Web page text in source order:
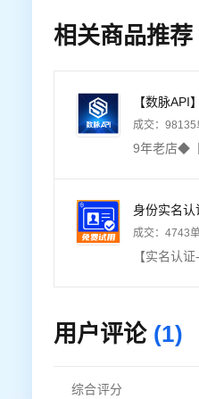
相关商品推荐
成交： 98135
成交： 4743
用户评论 (1)
综合评分